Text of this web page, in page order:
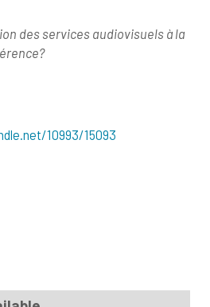
des services audiovisuels à la
10993/15093